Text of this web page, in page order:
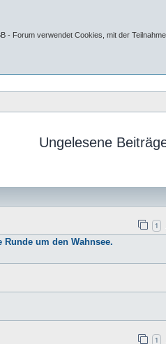
- Forum verwendet Cookies, mit der
Ungelesene
1
um den Wahnsee.
1